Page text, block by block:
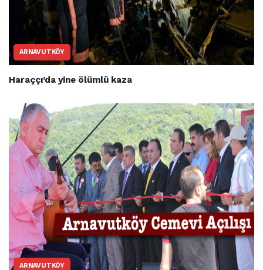
ARNAVUTKÖY
Haraççı’da yine ölümlü kaza
ARNAVUTKÖY